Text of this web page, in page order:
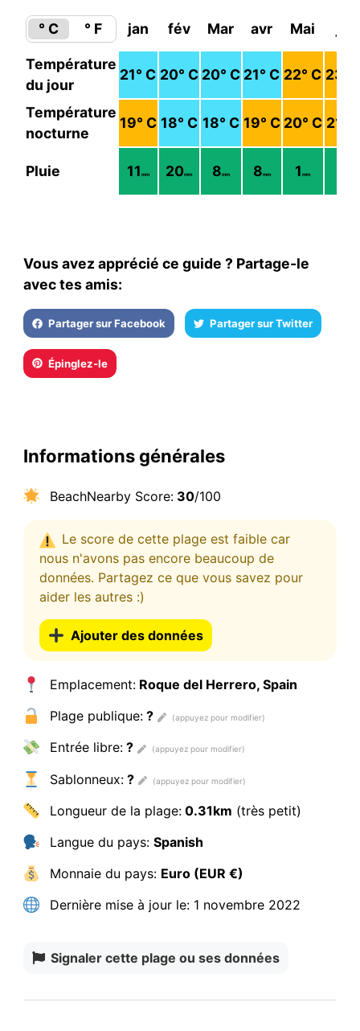
° C ° F jan fév Mar avr Mai
Température
du jour
21° C 20° C 20° C 21° C 22° C 23
Température
nocturne
19° C 18° C 18° C 19° C 20° C 21
Pluie 11 mm 20mm 8mm 8mm 1mm
Vous avez apprécié ce guide ? Partage-le
avec tes amis:
Partager sur Facebook Partager sur Twitter
Épinglez-le
Informations générales
BeachNearby Score:30/100
Le score de cette plage est faible car
nous n'avons pas encore beaucoup de
données. Partagez ce que vous savez pour
aider les autres :)
Ajouter des données
Emplacement:Roque del Herrero, Spain
Plage publique:?
Entrée libre:?
Sablonneux:?
Longueur de la plage:0.31km (très petit)
Langue du pays: Spanish
Monnaie du pays: Euro (EUR €)
Dernière mise à jour le:1 novembre 2022
Signaler cette plage ou ses données